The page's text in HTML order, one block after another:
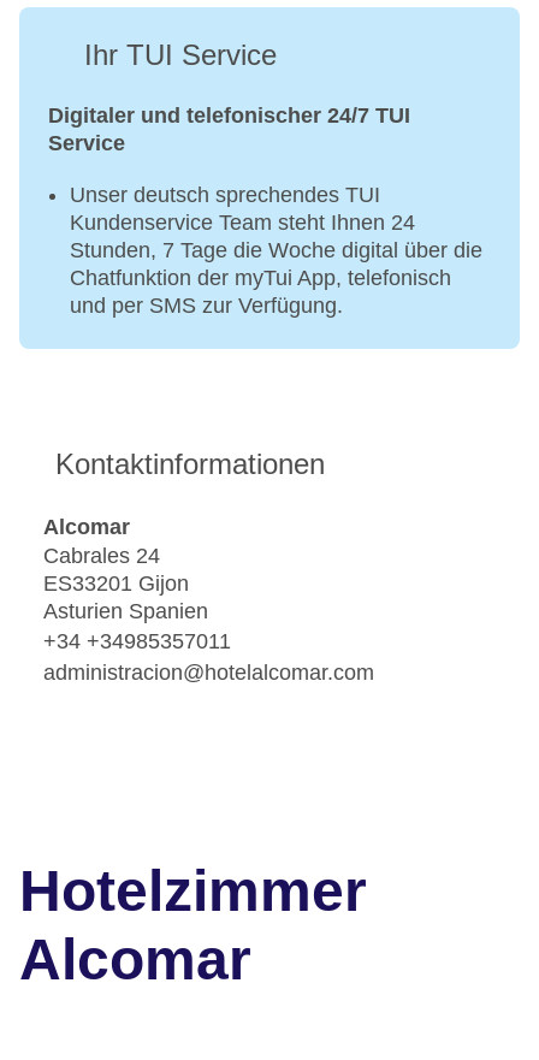
Ihr TUI Service
Digitaler und telefonischer 24/7 TUI
Service
Unser deutsch sprechendes TUI
Kundenservice Team steht Ihnen 24
Stunden, 7 Tage die Woche digital über die
Chatfunktion der myTui App, telefonisch
und per SMS zur Verfügung.
Kontaktinformationen
Alcomar
Cabrales 24
ES33201 Gijon
Asturien Spanien
+34 +34985357011
administracion@hotelalcomar.com
Hotelzimmer
Alcomar